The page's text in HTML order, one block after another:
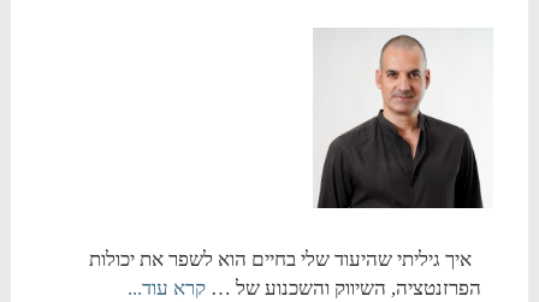
איך גיליתי שהיעוד שלי בחיים הוא לשפר את יכולות
הפרזנטציה, השיווק והשכנוע של … קרא עוד...